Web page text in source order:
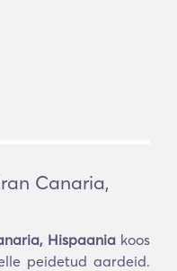
Canaria,
Hispaaniakoos
peidetud aardeid.